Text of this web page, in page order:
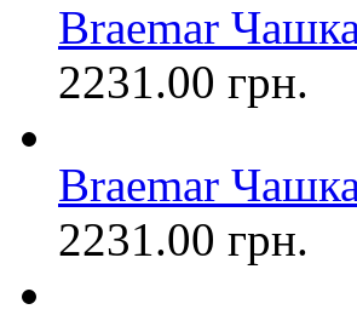
Braemar
2231.00 грн.
Braemar
2231.00 грн.